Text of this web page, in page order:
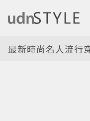
最新時尚名人流行